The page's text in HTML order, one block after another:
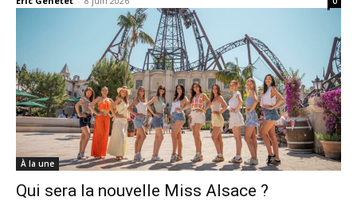
À la une
Qui sera la nouvelle Miss Alsace ?